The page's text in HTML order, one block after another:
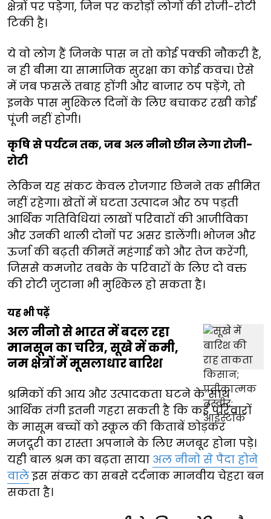
क्षेत्रों पर पड़ेगा, जिन पर करोड़ों लोगों की रोजी-रोटी
टिकी है।
ये वो लोग हैं जिनके पास न तो कोई पक्की नौकरी है,
न ही बीमा या सामाजिक सुरक्षा का कोई कवच। ऐसे
में जब फसलें तबाह होंगी और बाजार ठप पड़ेंगे, तो
इनके पास मुश्किल दिनों के लिए बचाकर रखी कोई
पूंजी नहीं होगी।
कृषि से पर्यटन तक, जब अल नीनो छीन लेगा रोजी-
रोटी
लेकिन यह संकट केवल रोजगार छिनने तक सीमित
नहीं रहेगा। खेतों में घटता उत्पादन और ठप पड़ती
आर्थिक गतिविधियां लाखों परिवारों की आजीविका
और उनकी थाली दोनों पर असर डालेंगी। भोजन और
ऊर्जा की बढ़ती कीमतें महंगाई को और तेज करेंगी,
जिससे कमजोर तबके के परिवारों के लिए दो वक्त
की रोटी जुटाना भी मुश्किल हो सकता है।
यह भी पढ़ें
अल नीनो से भारत में बदल रहा
मानसून का चरित्र, सूखे में कमी,
नम क्षेत्रों में मूसलाधार बारिश
श्रमिकों की आय और उत्पादकता घटने के साथ
आर्थिक तंगी इतनी गहरा सकती है कि कई परिवारों
के मासूम बच्चों को स्कूल की किताबें छोड़कर
मजदूरी का रास्ता अपनाने के लिए मजबूर होना पड़े।
यही बाल श्रम का बढ़ता साया अल नीनो से पैदा होने
वालेइस संकट का सबसे दर्दनाक मानवीय चेहरा बन
सकता है।